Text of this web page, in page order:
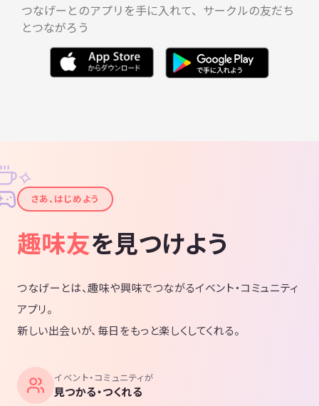
つなげーとのアプリを手に入れて、サークルの友だち
とつながろう
✦
✧
さあ、はじめよう
趣味友を見つけよう
つなげーとは、趣味や興味でつながるイベント・コミュニティ
アプリ。
新しい出会いが、毎日をもっと楽しくしてくれる。
イベント・コミュニティが
見つかる・つくれる